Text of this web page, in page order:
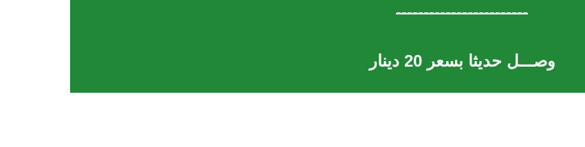
------------------------
وصـــل حديثا بسعر 20 دينار